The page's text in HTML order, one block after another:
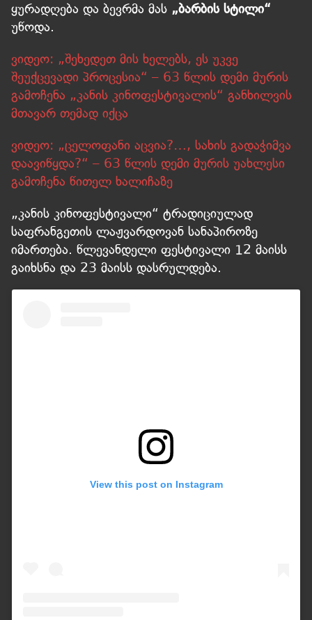
ყურადღება და ბევრმა მას „ბარბის სტილი“
უწოდა.
ვიდეო: „შეხედეთ მის ხელებს, ეს უკვე
შეუქცევადი პროცესია“ – 63 წლის დემი მურის
გამოჩენა „კანის კინოფესტივალის“ განხილვის
მთავარ თემად იქცა
ვიდეო: „ცელოფანი აცვია?…, სახის გადაჭიმვა
დაავიწყდა?“ – 63 წლის დემი მურის უახლესი
გამოჩენა წითელ ხალიჩაზე
„კანის კინოფესტივალი“ ტრადიციულად
საფრანგეთის ლაჟვარდოვან სანაპიროზე
იმართება. წლევანდელი ფესტივალი 12 მაისს
გაიხსნა და 23 მაისს დასრულდება.
View this post on Instagram